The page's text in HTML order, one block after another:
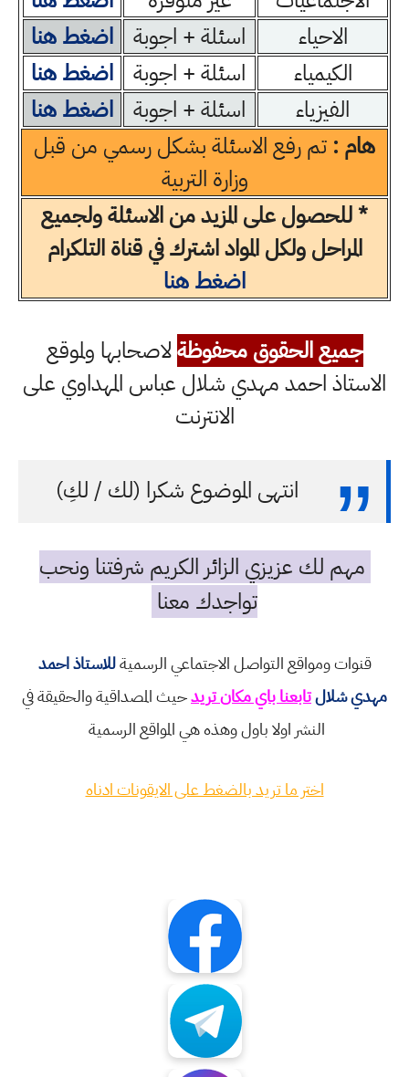
الاحياء
اسئلة + اجوبة
اضغط هنا
الكيمياء
اسئلة + اجوبة
اضغط هنا
الفيزياء
اسئلة + اجوبة
اضغط هنا
هام : تم رفع الاسئلة بشكل رسمي من قبل
وزارة التربية
* للحصول على المزيد من الاسئلة ولجميع
المراحل ولكل المواد اشترك في قناة التلكرام
اضغط هنا
جميع الحقوق محفوظةلاصحابها ولموقع
الاستاذ احمد مهدي شلال عباس المهداوي على
الانترنت
انتهى الموضوع شكرا (لك / لكِ)
مهم لك عزيزي الزائر الكريم شرفتنا ونحب
تواجدك معنا
قنوات ومواقع التواصل الاجتماعي الرسميةللاستاذ احمد
مهدي شلالتابعنا باي مكان تريدحيث المصداقية والحقيقة في
النشر اولا باول وهذه هي المواقع الرسمية
اختر ما تريد بالضغط على الايقونات ادناه